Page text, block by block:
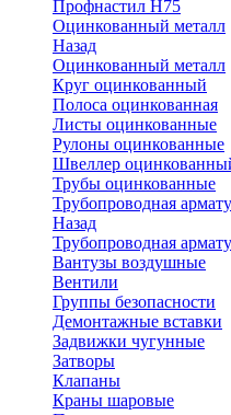
Профнастил Н75
Оцинкованный металл
Назад
Оцинкованный металл
Круг оцинкованный
Полоса оцинкованная
Листы оцинкованные
Рулоны оцинкованные
Швеллер
Трубы оцинкованные
Трубопроводная
Назад
Трубопроводная
Вантузы воздушные
Вентили
Группы безопасности
Демонтажные вставки
Задвижки чугунные
Затворы
Клапаны
Краны шаровые